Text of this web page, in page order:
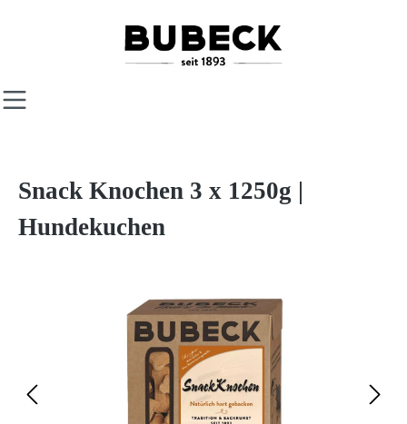
Zum Hauptinhalt springen
Snack Knochen 3 x 1250g |
Hundekuchen
Bildergalerie überspringen